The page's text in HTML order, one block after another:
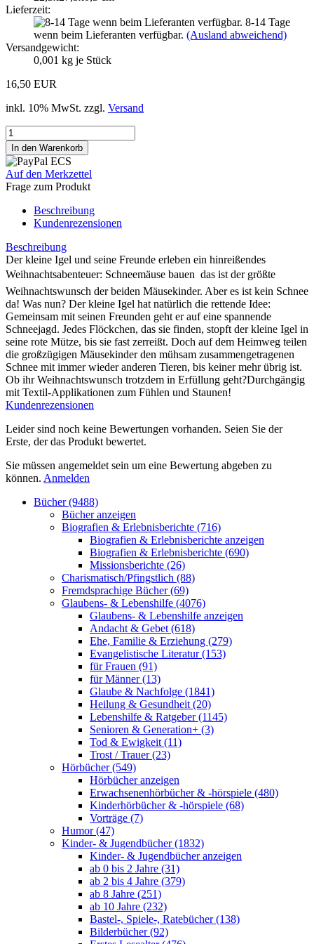
Lieferzeit:
8-14 Tage
wenn beim Lieferanten verfügbar. (Ausland abweichend)
Versandgewicht:
0,001 kg je Stück
16,50 EUR
inkl. 10% MwSt. zzgl. Versand
Auf den Merkzettel
Frage zum Produkt
Beschreibung
Kundenrezensionen
Beschreibung
Der kleine Igel und seine Freunde erleben ein hinreißendes
Weihnachtsabenteuer: Schneemäuse bauen  das ist der größte
Weihnachtswunsch der beiden Mäusekinder. Aber es ist kein Schnee
da! Was nun? Der kleine Igel hat natürlich die rettende Idee:
Gemeinsam mit seinen Freunden geht er auf eine spannende
Schneejagd. Jedes Flöckchen, das sie finden, stopft der kleine Igel in
seine rote Mütze, bis sie fast zerreißt. Doch auf dem Heimweg teilen
die großzügigen Mäusekinder den mühsam zusammengetragenen
Schnee mit immer wieder anderen Tieren, bis keiner mehr übrig ist.
Ob ihr Weihnachtswunsch trotzdem in Erfüllung geht?Durchgängig
mit Textil-Applikationen zum Fühlen und Staunen!
Kundenrezensionen
Leider sind noch keine Bewertungen vorhanden. Seien Sie der
Erste, der das Produkt bewertet.
Sie müssen angemeldet sein um eine Bewertung abgeben zu
können. Anmelden
Bücher (9488)
Bücher anzeigen
Biografien & Erlebnisberichte (716)
Biografien & Erlebnisberichte anzeigen
Biografien & Erlebnisberichte (690)
Missionsberichte (26)
Charismatisch/Pfingstlich (88)
Fremdsprachige Bücher (69)
Glaubens- & Lebenshilfe (4076)
Glaubens- & Lebenshilfe anzeigen
Andacht & Gebet (618)
Ehe, Familie & Erziehung (279)
Evangelistische Literatur (153)
für Frauen (91)
für Männer (13)
Glaube & Nachfolge (1841)
Heilung & Gesundheit (20)
Lebenshilfe & Ratgeber (1145)
Senioren & Generation+ (3)
Tod & Ewigkeit (11)
Trost / Trauer (23)
Hörbücher (549)
Hörbücher anzeigen
Erwachsenenhörbücher & -hörspiele (480)
Kinderhörbücher & -hörspiele (68)
Vorträge (7)
Humor (47)
Kinder- & Jugendbücher (1832)
Kinder- & Jugendbücher anzeigen
ab 0 bis 2 Jahre (31)
ab 2 bis 4 Jahre (379)
ab 8 Jahre (251)
ab 10 Jahre (232)
Bastel-, Spiele-, Ratebücher (138)
Bilderbücher (92)